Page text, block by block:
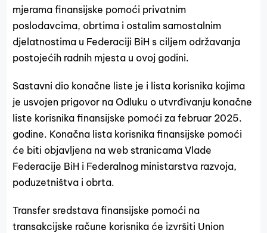
mjerama finansijske pomoći privatnim
poslodavcima, obrtima i ostalim samostalnim
djelatnostima u Federaciji BiH s ciljem održavanja
postojećih radnih mjesta u ovoj godini.
Sastavni dio konačne liste je i lista korisnika kojima
je usvojen prigovor na Odluku o utvrđivanju konačne
liste korisnika finansijske pomoći za februar 2025.
godine. Konačna lista korisnika finansijske pomoći
će biti objavljena na web stranicama Vlade
Federacije BiH i Federalnog ministarstva razvoja,
poduzetništva i obrta.
Transfer sredstava finansijske pomoći na
transakcijske račune korisnika će izvršiti Union